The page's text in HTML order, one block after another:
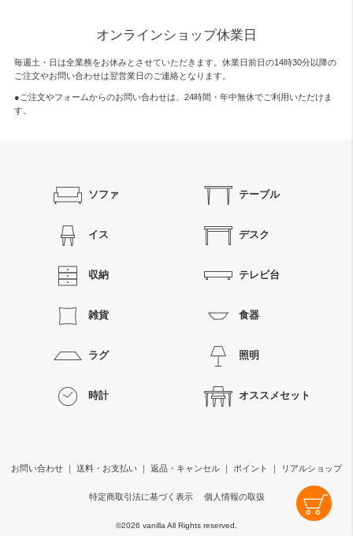
オンラインショップ休業日
毎週土・日は全業務をお休みとさせていただきます。休業日前日の14時30分以降の
ご注文やお問い合わせは翌営業日のご連絡となります。
●ご注文やフォームからのお問い合わせは、 24時間・年中無休でご利用いただけま
す。
ソファ テーブル
イス デスク
収納 テレビ台
雑貨 食器
ラグ 照明
時計 オススメセット
お問い合わせ ｜ 送料・お支払い ｜ 返品・キャンセル ｜ ポイント ｜ リアルショップ
特定商取引法に基づく表示 個人情報の取扱
©2026 vanilla All Rights reserved.